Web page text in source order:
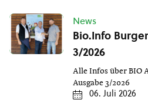
News
Bio.Info
3/2026
Alle Infos über BIO
Ausgabe 3/2026
06. Juli 2026